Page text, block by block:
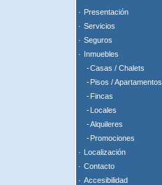
· Presentación
· Servicios
· Seguros
· Inmuebles
-Casas / Chalets
- Pisos / Apartamentos
- Fincas
- Locales
-Alquileres
- Promociones
· Localización
· Contacto
· Accesibilidad